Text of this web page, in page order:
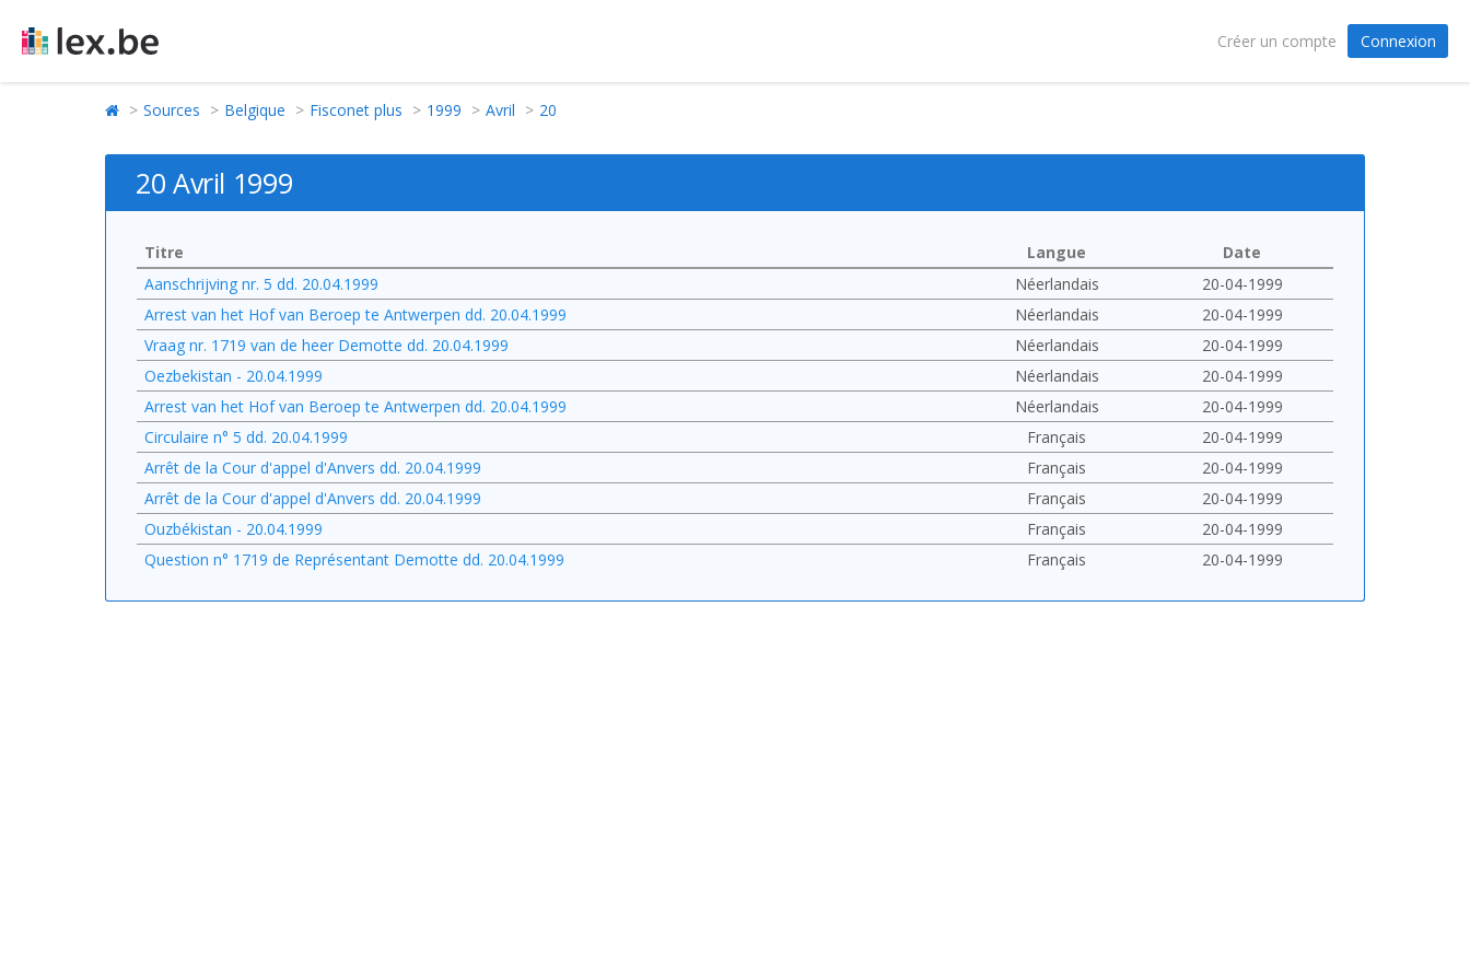
Créer un compte Connexion
Sources Belgique Fisconet plus 1999 Avril 20
20 Avril 1999
Titre Langue
Date
Aanschrijving nr. 5 dd. 20.04.1999
Néerlandais
20-04-1999
Arrest van het Hof van Beroep te Antwerpen dd. 20.04.1999
Néerlandais
20-04-1999
Vraag nr. 1719 van de heer Demotte dd. 20.04.1999
Néerlandais
20-04-1999
Oezbekistan - 20.04.1999
Néerlandais
20-04-1999
Arrest van het Hof van Beroep te Antwerpen dd. 20.04.1999
Néerlandais
20-04-1999
Circulaire n° 5 dd. 20.04.1999
Français
20-04-1999
Arrêt de la Cour d'appel d'Anvers dd. 20.04.1999
Français
20-04-1999
Arrêt de la Cour d'appel d'Anvers dd. 20.04.1999
Français
20-04-1999
Ouzbékistan - 20.04.1999
Français
20-04-1999
Question n° 1719 de Représentant Demotte dd. 20.04.1999
Français 20-04-1999